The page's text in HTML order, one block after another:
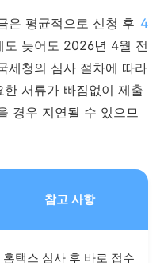
은 평균적으로 신청 후 4
도 늦어도 2026년 4월 전
세청의 심사 절차에 따라
서류가 빠짐없이 제출
경우 지연될 수 있으므
참고 사항
홈택스 심사 후 바로 접수